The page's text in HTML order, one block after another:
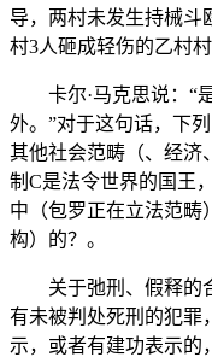
导，两村未发生持械斗
村3人砸成轻伤的乙村
卡尔·马克思说：“是
外。”对于这句话，下
其他社会范畴（、经济
制C是法令世界的国王
中（包罗正在立法范畴
构）的？。
关于弛刑、假释的合
有未被判处死刑的犯罪
示，或者有建功表示的